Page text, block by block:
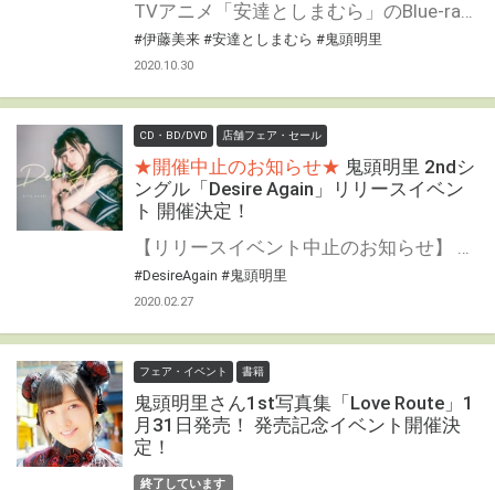
TVアニメ「安達としまむら」のBlue-ray/DVDの発売を記念して、 「サイン入り台本当たるかもキャンペーン」の開催が決定しました！ 対象店舗にて全額内金にてご予約・ご購入いただいた方の中から抽選でキャストの直筆サイン入り台本をプレゼントいたします！ ぜひご応募ください♪
#伊藤美来 #安達としまむら #鬼頭明里
2020.10.30
CD・BD/DVD 店舗フェア・セール
★開催中止のお知らせ★ 鬼頭明里 2ndシ
ングル「Desire Again」リリースイベン
ト 開催決定！
【リリースイベント中止のお知らせ】 鬼頭明里2ndシングル「Desire Again」リリースイベントにつきまして、報道されております通り、新型コロナウィルス感染拡大を受け、 参加されます皆様ならびに出演者・スタッフの安全と健康を考慮し、協議の結果、やむを得ず、イベントを中止させていただくことになりました。 問い合わせ：ポニーキャニオンカスタマーセンター https://www.ponycanyon.co.jp/support/inquiry 平日10:00～13:00 14:00～17:00 (土・日・祝日、会社の指定日除く) イベントを楽しみにされていたお客様におかれましては、急遽、中止のご案内となりましたことをお詫びするとともに、何卒ご理解いただけますよう、御願い申し上げます。 また、交通・宿泊費ならびにキャンセル費等については、補償は出来かねますのでご了承いただけますと幸いです。 https://kitoakari.com/news/post-141 鬼頭明里さんの2ndシングル「Desire Again」の発売を記念してイベントの開催が決定！！ とらのあな対象店舗で対象商品を全額内金にてご予約頂いたお客様に「イベント応募抽選券」をプレゼント致します。 是非、奮ってご応募ください♪
#DesireAgain #鬼頭明里
2020.02.27
フェア・イベント 書籍
鬼頭明里さん1st写真集「Love Route」1
月31日発売！ 発売記念イベント開催決
定！
終了しています